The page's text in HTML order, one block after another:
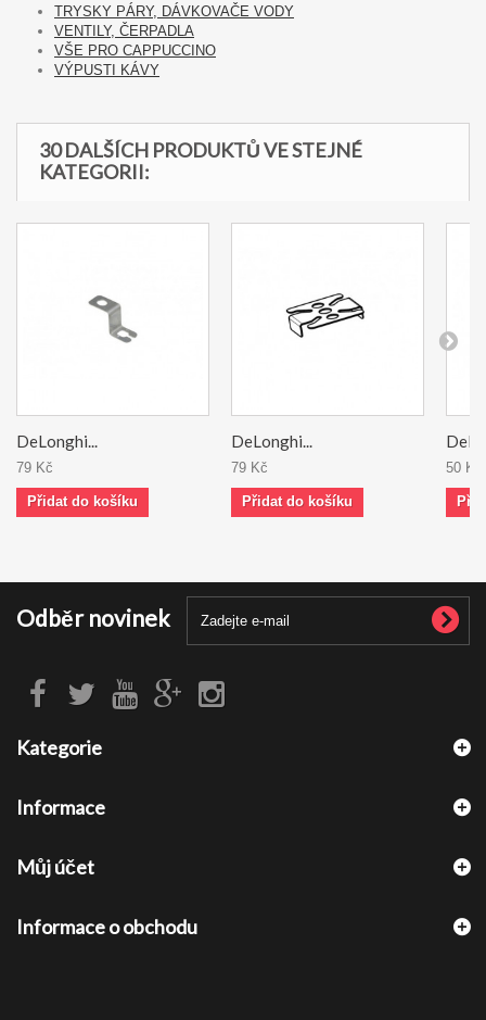
TRYSKY PÁRY, DÁVKOVAČE VODY
VENTILY, ČERPADLA
VŠE PRO CAPPUCCINO
VÝPUSTI KÁVY
30 DALŠÍCH PRODUKTŮ VE STEJNÉ
KATEGORII:
DeLonghi...
79 Kč
Přidat do košíku
DeLonghi...
79 Kč
Přidat do košíku
50 Kč
Odběr novinek
Kategorie
Informace
Můj účet
Informace o obchodu